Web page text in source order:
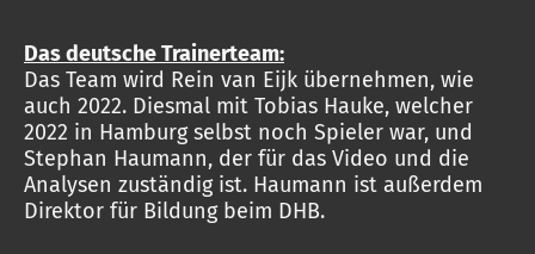
Das deutsche Trainerteam:
Das Team wird Rein van Eijk übernehmen, wie
auch 2022. Diesmal mit Tobias Hauke, welcher
2022 in Hamburg selbst noch Spieler war, und
Stephan Haumann, der für das Video und die
Analysen zuständig ist. Haumann ist außerdem
Direktor für Bildung beim DHB.